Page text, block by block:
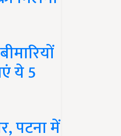
ये 5
पटना में